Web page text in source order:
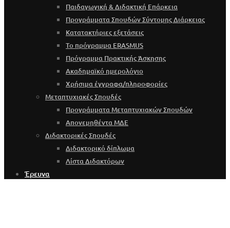
Παιδαγωγική & Διδακτική Επάρκεια
Προγράμματα Σπουδών Σύντομης Διάρκειας
Κατατακτήριες εξετάσεις
Το πρόγραμμα ERASMUS
Πρόγραμμα Πρακτικής Άσκησης
Ακαδημαϊκό ημερολόγιο
Χρήσιμα έγγραφα/πληροφορίες
Μεταπτυχιακές Σπουδές
Προγράμματα Μεταπτυχιακών Σπουδών
Απονεμηθέντα ΜΔΕ
Διδακτορικές Σπουδές
Διδακτορικό δίπλωμα
Λίστα Διδακτόρων
Έρευνα